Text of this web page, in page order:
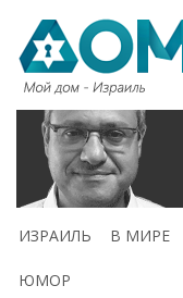
ИЗРАИЛЬ В МИРЕ
ЮМОР